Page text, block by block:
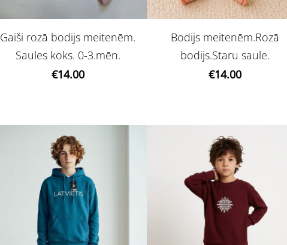
Gaiši rozā bodijs meitenēm.
Saules koks. 0-3.mēn.
€14.00
Bodijs meitenēm.Rozā
bodijs.Staru saule.
€14.00